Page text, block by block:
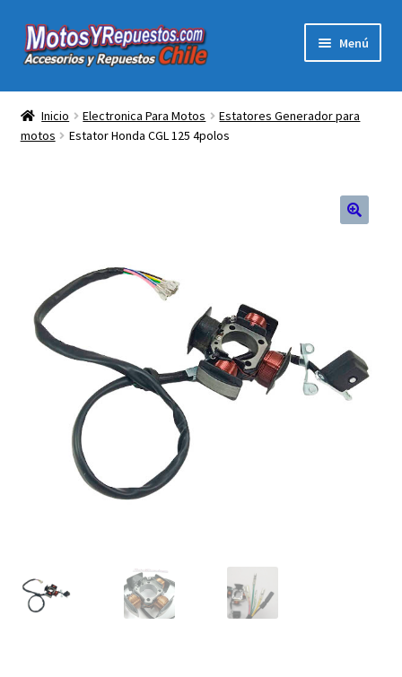
Ir
a
Ir
al
Menú
Acc y Rep Motocross Enduro
Electronica Para Motos
Herramientas Para Taller
Ropa para Motociclistas
Tienda Física Motosyrepuestos
FAQ Preguntas Frecuentes
Inicio Electronica Para Motos
Estatores Generador para
motos
Estator Honda CGL 125 4polos